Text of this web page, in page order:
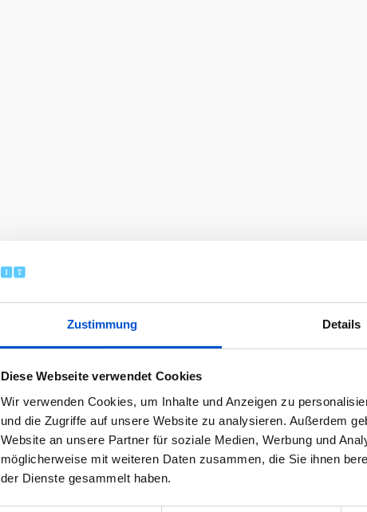
Zustimmung Details
Diese Webseite verwendet Cookies
Wir verwenden Cookies, um Inhalte und Anzeigen zu
und die Zugriffe auf unsere Website zu analysieren. Außerdem
Website an unsere Partner für soziale Medien, Werbung und
möglicherweise mit weiteren Daten zusammen, die Sie ihnen
der Dienste gesammelt haben.